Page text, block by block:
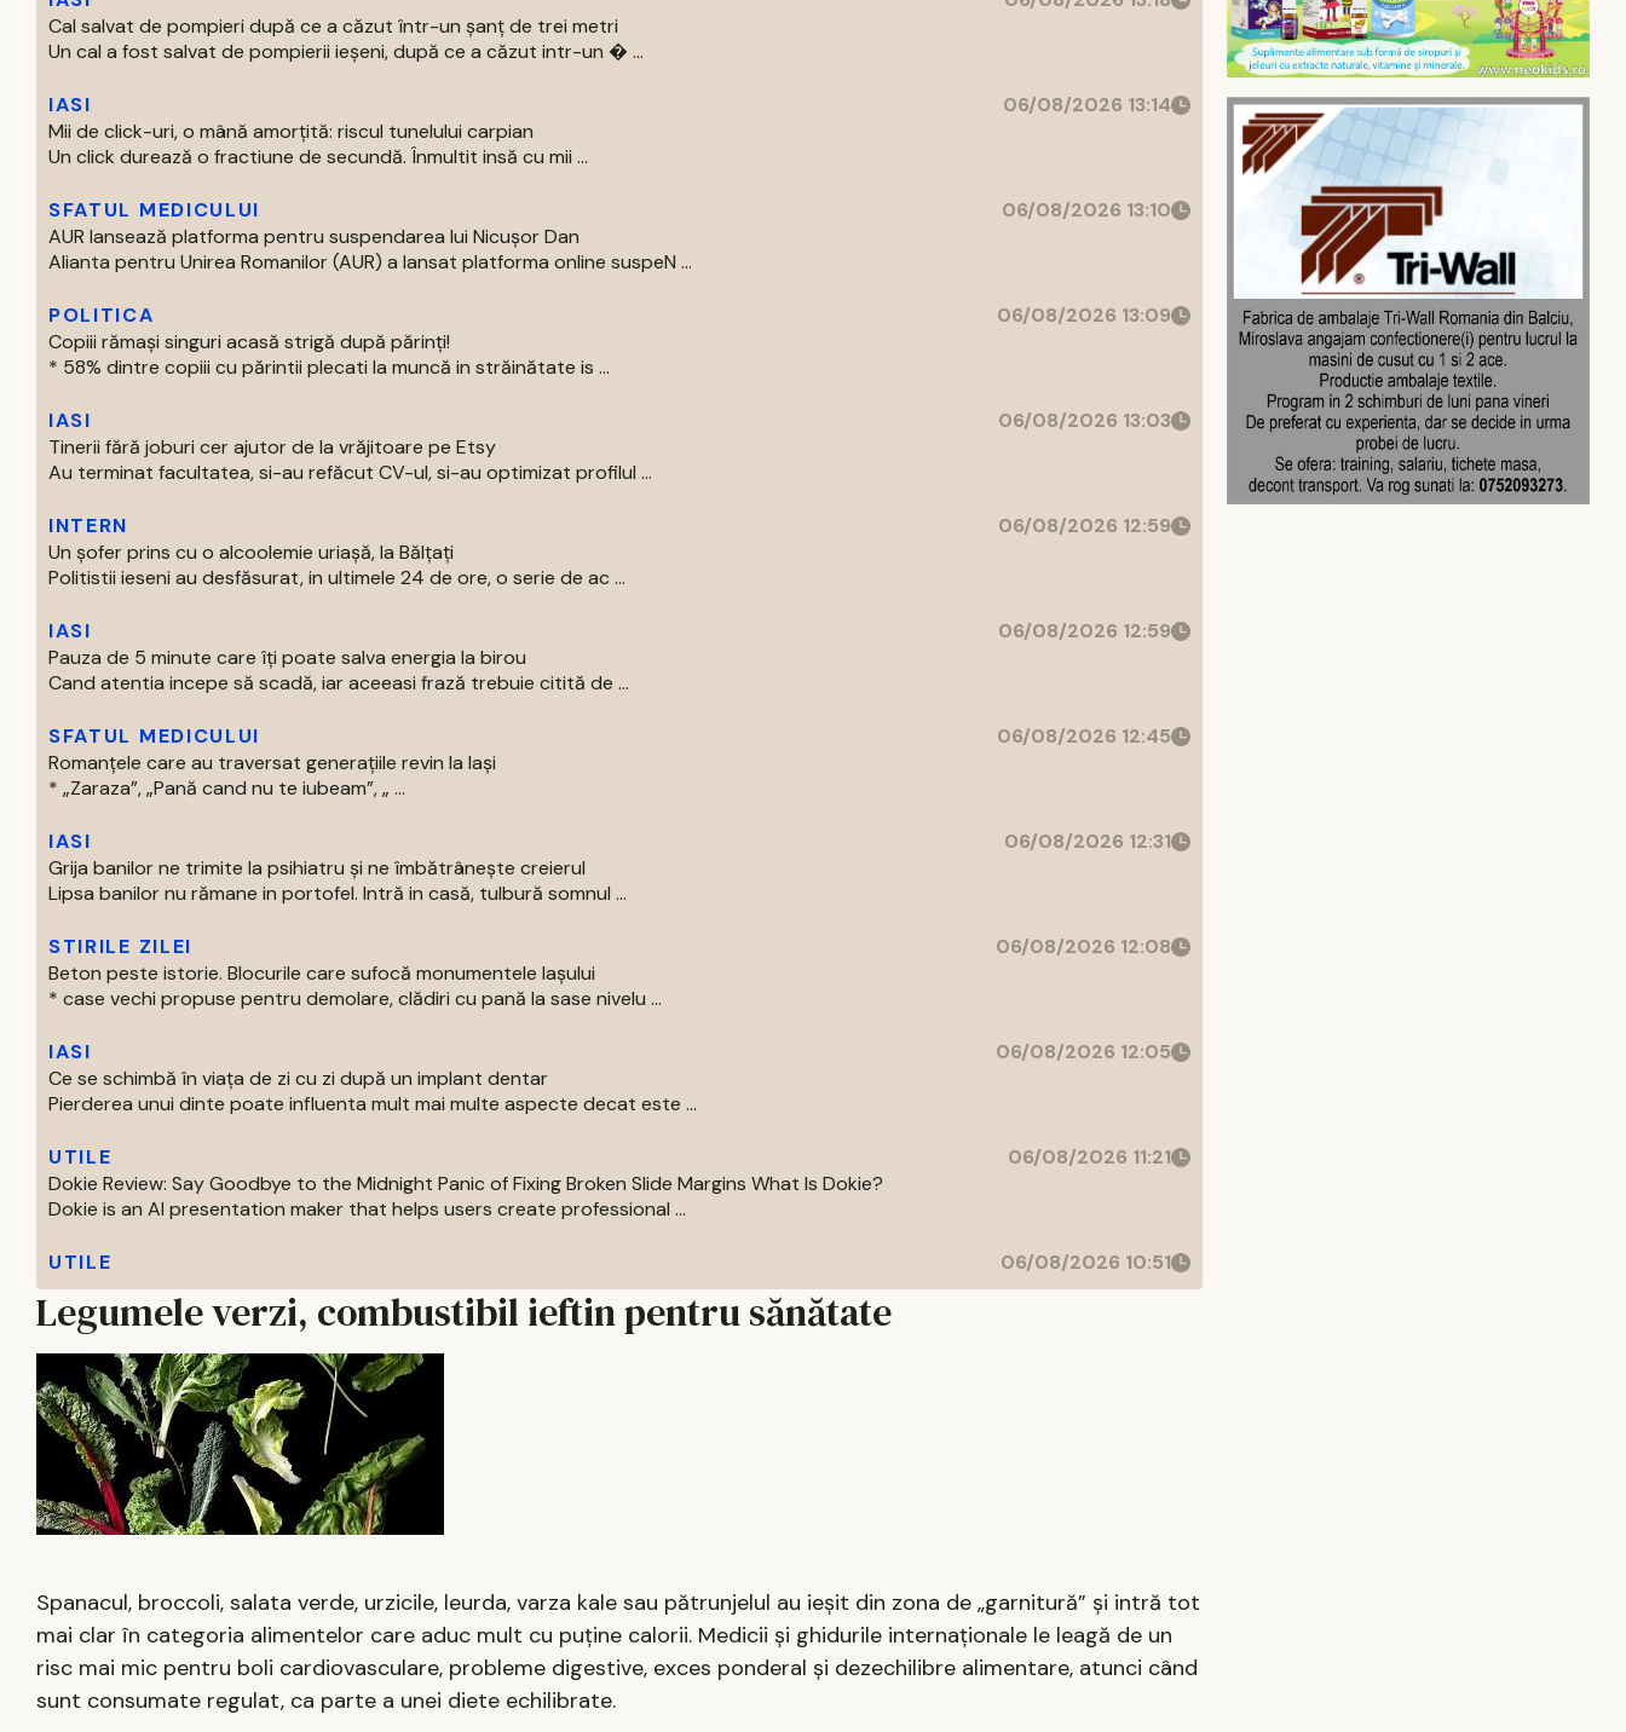
Cal salvat de pompieri după ce a căzut într-un şanţ de trei metri
Un cal a fost salvat de pompierii ieşeni, după ce a căzut intr-un � ...
IASI
06/08/2026 13:14
Mii de click-uri, o mână amorțită: riscul tunelului carpian
Un click durează o fractiune de secundă. Înmultit insă cu mii ...
SFATUL MEDICULUI
06/08/2026 13:10
AUR lansează platforma pentru suspendarea lui Nicușor Dan
Alianta pentru Unirea Romanilor (AUR) a lansat platforma online suspeN ...
POLITICA
06/08/2026 13:09
Copiii rămași singuri acasă strigă după părinți!
* 58% dintre copiii cu părintii plecati la muncă in străinătate is ...
IASI
06/08/2026 13:03
Tinerii fără joburi cer ajutor de la vrăjitoare pe Etsy
Au terminat facultatea, si-au refăcut CV-ul, si-au optimizat profilul ...
INTERN
06/08/2026 12:59
Un șofer prins cu o alcoolemie uriașă, la Bălțați
Politistii ieseni au desfăsurat, in ultimele 24 de ore, o serie de ac ...
IASI
06/08/2026 12:59
Pauza de 5 minute care îți poate salva energia la birou
Cand atentia incepe să scadă, iar aceeasi frază trebuie citită de ...
SFATUL MEDICULUI
06/08/2026 12:45
Romanțele care au traversat generațiile revin la Iași
* „Zaraza”, „Pană cand nu te iubeam”, „ ...
IASI
06/08/2026 12:31
Grija banilor ne trimite la psihiatru și ne îmbătrânește creierul
Lipsa banilor nu rămane in portofel. Intră in casă, tulbură somnul ...
STIRILE ZILEI
06/08/2026 12:08
Beton peste istorie. Blocurile care sufocă monumentele Iașului
* case vechi propuse pentru demolare, clădiri cu pană la sase nivelu ...
IASI
06/08/2026 12:05
Ce se schimbă în viața de zi cu zi după un implant dentar
Pierderea unui dinte poate influenta mult mai multe aspecte decat este ...
UTILE
06/08/2026 11:21
Dokie Review: Say Goodbye to the Midnight Panic of Fixing Broken Slide Margins What Is Dokie?
Dokie is an AI presentation maker that helps users create professional ...
UTILE 06/08/2026 10:51
Legumele verzi, combustibil ieftin pentru sănătate
Spanacul, broccoli, salata verde, urzicile, leurda, varza kale sau pătrunjelul au ieșit din zona de „garnitură” și intră tot
mai clar în categoria alimentelor care aduc mult cu puține calorii. Medicii și ghidurile internaționale le leagă de un
risc mai mic pentru boli cardiovasculare, probleme digestive, exces ponderal și dezechilibre alimentare, atunci când
sunt consumate regulat, ca parte a unei diete echilibrate.